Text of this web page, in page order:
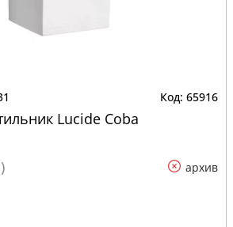
65916
Lucide Coba
архив